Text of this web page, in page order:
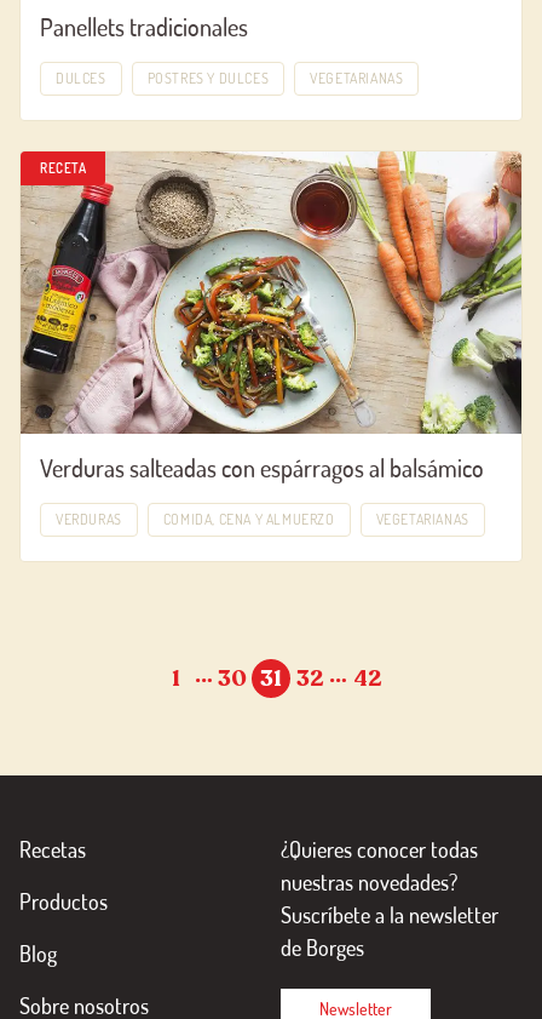
Panellets tradicionales
DULCES POSTRES Y DULCES VEGETARIANAS
RECETA
Verduras salteadas con espárragos al balsámico
VERDURAS COMIDA, CENA Y ALMUERZO VEGETARIANAS
1 … 30 31 32 … 42
Recetas
Productos
Blog
Sobre nosotros
¿Quieres conocer todas
nuestras novedades?
Suscríbete a la newsletter
de Borges
Newsletter